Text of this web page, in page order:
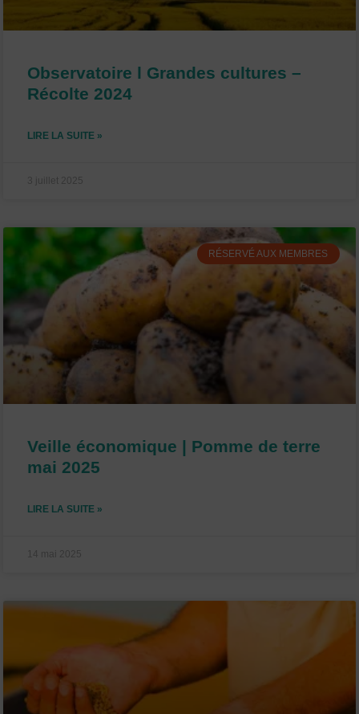
Observatoire l Grandes cultures –
Récolte 2024
LIRE LA SUITE »
3 juillet 2025
RÉSERVÉ AUX MEMBRES
Veille économique | Pomme de terre
mai 2025
LIRE LA SUITE »
14 mai 2025